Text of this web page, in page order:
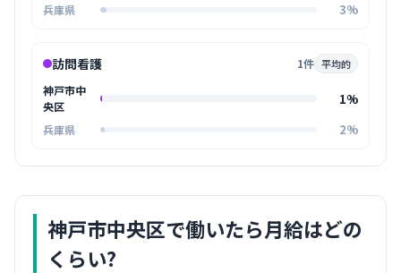
兵庫県 3%
訪問看護 1件 平均的
神戸市中
央区
1%
兵庫県 2%
神戸市中央区で働いたら月給はどの
くらい?